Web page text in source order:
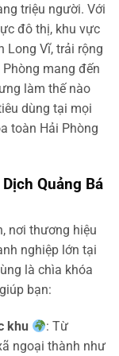
triệu người. Với
đô thị, khu vực
Long Vĩ, trải rộng
mang đến
làm thế nào
dùng tại mọi
toàn Hải Phòng
Quảng Bá
nơi thương hiệu
nghiệp lớn tại
là chìa khóa
bạn:
khu
: Từ
ngoại thành như